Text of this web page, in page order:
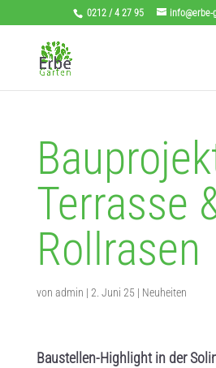
0212 / 4 27 95
Terrasse
Rollrasen
von admin | 2. Juni 25 | Neuheiten
Baustellen-Highlight in der